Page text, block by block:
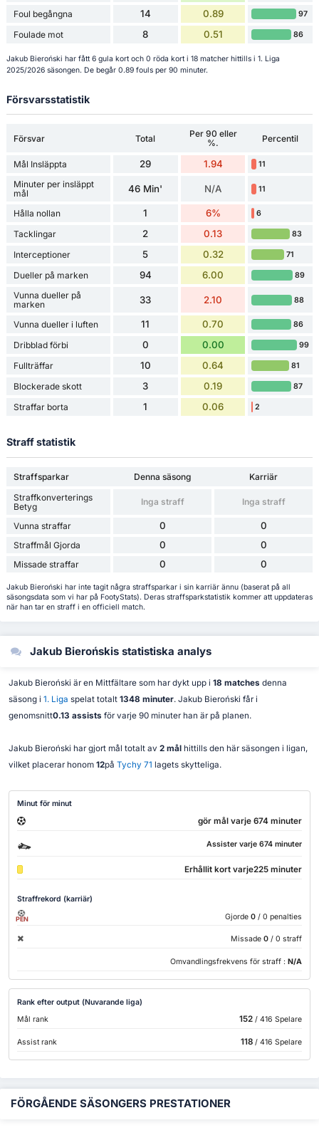
Foul begångna 14 0.89 97
Foulade mot 8 0.51 86
Jakub Bieroński har fått 6 gula kort och 0 röda kort i 18 matcher hittills i 1. Liga
2025/2026 säsongen. De begår 0.89 fouls per 90 minuter.
Försvarsstatistik
Försvar Total
Per 90 eller
%.
Percentil
Mål Insläppta 29 1.94 11
Minuter per insläppt
mål
46 Min' N/A 11
Hålla nollan 1 6% 6
Tacklingar 2 0.13 83
Interceptioner 5 0.32 71
Dueller på marken 94 6.00 89
Vunna dueller på
marken
33 2.10 88
Vunna dueller i luften 11 0.70 86
Dribblad förbi 0 0.00 99
Fullträffar 10 0.64 81
Blockerade skott 3 0.19 87
Straffar borta 1 0.06 2
Straff statistik
Straffsparkar Denna säsong
Karriär
Straffkonverterings
Betyg
Inga straff Inga straff
Vunna straffar 0 0
Straffmål Gjorda 0 0
Missade straffar 0 0
Jakub Bieroński har inte tagit några straffsparkar i sin karriär ännu (baserat på all
säsongsdata som vi har på FootyStats). Deras straffsparkstatistik kommer att uppdateras
när han tar en straff i en officiell match.
Jakub Bierońskis statistiska analys
Jakub Bieroński är en Mittfältare som har dykt upp i 18 matches denna
säsong i 1. Liga spelat totalt 1348 minuter. Jakub Bieroński får i
genomsnitt0.13 assists för varje 90 minuter han är på planen.
Jakub Bieroński har gjort mål totalt av 2 mål hittills den här säsongen i ligan,
vilket placerar honom 12på Tychy 71 lagets skytteliga.
Minut för minut
gör mål varje 674 minuter
Assister varje 674 minuter
Erhållit kort varje225 minuter
Straffrekord (karriär)
PEN Gjorde 0 / 0 penalties
Missade 0 / 0 straff
Omvandlingsfrekvens för straff : N/A
Rank efter output (Nuvarande liga)
Mål rank
152/ 416 Spelare
Assist rank 118/ 416 Spelare
FÖRGÅENDE SÄSONGERS PRESTATIONER